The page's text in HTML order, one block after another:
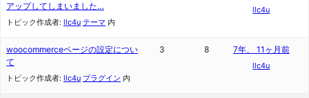
アップしてしまいました…
トピック作成者: llc4u テーマ 内
llc4u
woocommerceページの設定につい
て
トピック作成者: llc4u プラグイン 内
3 8 7年、 11ヶ月前
llc4u